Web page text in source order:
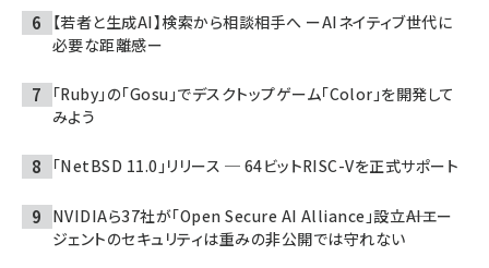
【若者と生成AI】検索から相談相手へ ーAIネイティブ世代に
必要な距離感ー
「Ruby」の「Gosu」でデスクトップゲーム「Color」を開発して
みよう
「NetBSD 11.0」リリース ─ 64ビットRISC-Vを正式サポート
NVIDIAら37社が「Open Secure AI Alliance」設立――AIエー
ジェントのセキュリティは重みの非公開では守れない